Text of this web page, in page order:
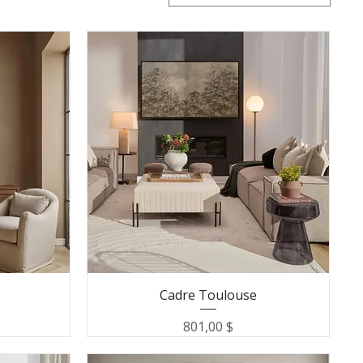
Cadre Toulouse
Prix
801,00 $